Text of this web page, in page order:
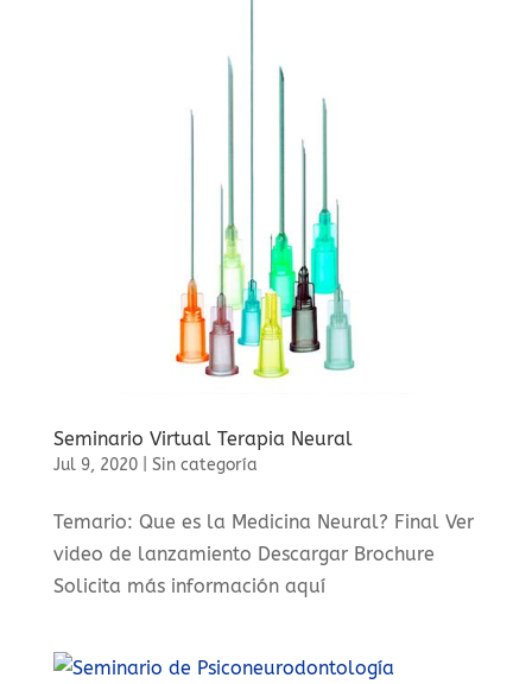
Seminario Virtual Terapia Neural
Jul 9, 2020| Sin categoría
Temario: Que es la Medicina Neural? Final Ver
video de lanzamiento Descargar Brochure
Solicita más información aquí